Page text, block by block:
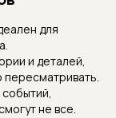
для
и деталей,
не все.